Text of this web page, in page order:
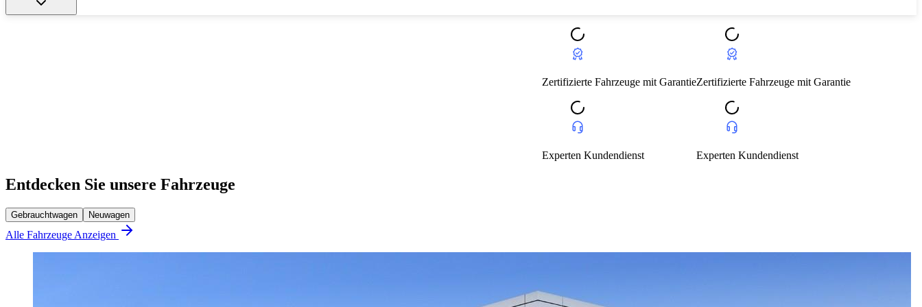
Zertifizierte Fahrzeuge mit GarantieZertifizierte Fahrzeuge mit Garantie
Experten Kundendienst
Entdecken Sie unsere Fahrzeuge
Gebrauchtwagen Neuwagen
Alle Fahrzeuge Anzeigen